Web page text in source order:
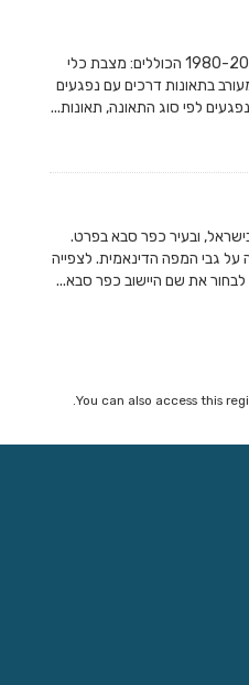
נתוני תחבורה שונים בין השנים 1980-2019 הכוללים: מצבת כלי
בתאונות דרכים עם נפגעים
לפי סוג התאונה, תאונות...
ובעיר כפר סבא בפרט.
על גבי המפה הדינאמית. לצפייה
את שם היישוב כפר סבא...
You can also access this